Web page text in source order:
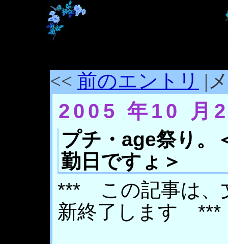
<< 前のエントリ |
2005 年10 月
プチ・age祭り。
勤日ですょ＞
*** この記事は、
新終了します ***